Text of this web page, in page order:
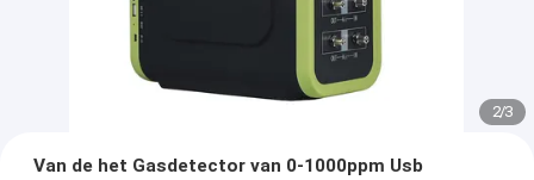
2/3
Van de het Gasdetector van 0-1000ppm Usb